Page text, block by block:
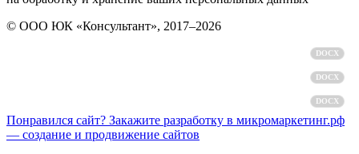
© ООО ЮК «Консультант», 2017–2026
DOCX
DOCX
DOCX
Понравился сайт? Закажите разработку в микромаркетинг.рф
— создание и продвижение сайтов